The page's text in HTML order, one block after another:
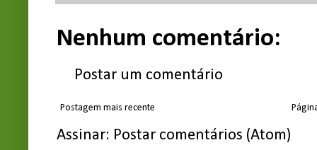
Nenhum comentário:
Postar um comentário
Postagem mais recente
Assinar: Postar comentários (Atom)